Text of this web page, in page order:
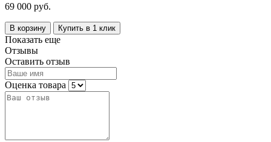
69 000 руб.
В корзину Купить в 1 клик
Показать еще
Отзывы
Оставить отзыв
Оценка товара